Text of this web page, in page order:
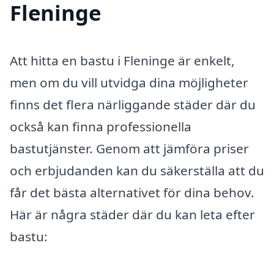
Fleninge
Att hitta en bastu i Fleninge är enkelt,
men om du vill utvidga dina möjligheter
finns det flera närliggande städer där du
också kan finna professionella
bastutjänster. Genom att jämföra priser
och erbjudanden kan du säkerställa att du
får det bästa alternativet för dina behov.
Här är några städer där du kan leta efter
bastu: